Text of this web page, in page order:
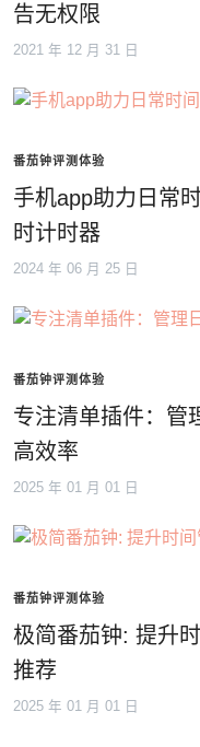
告无权限
2021 年 12 月 31 日
番茄钟评测体验
手机app助力日常
时计时器
2024 年 06 月 25 日
番茄钟评测体验
专注清单插件：管
高效率
2025 年 01 月 01 日
番茄钟评测体验
极简番茄钟: 提升
推荐
2025 年 01 月 01 日